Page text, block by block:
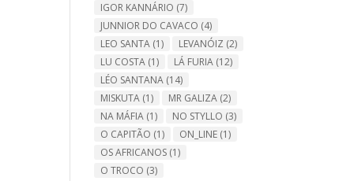
IGOR KANNÁRIO (7)
JUNNIOR DO CAVACO (4)
LEO SANTA (1) LEVANÓIZ (2)
LU COSTA (1) LÁ FURIA (12)
LÉO SANTANA (14)
MISKUTA (1) MR GALIZA (2)
NA MÁFIA (1) NO STYLLO (3)
O CAPITÃO (1) ON_LINE (1)
OS AFRICANOS (1)
O TROCO (3)